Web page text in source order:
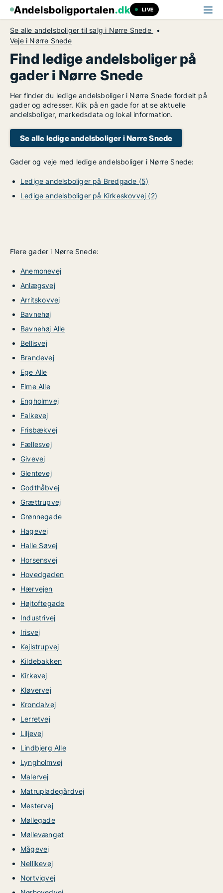
Andelsboligportalen.dk LIVE
Se alle andelsboliger til salg i Nørre Snede
Veje i Nørre Snede
Find ledige andelsboliger på
gader i Nørre Snede
Her finder du ledige andelsboliger i Nørre Snede fordelt på
gader og adresser. Klik på en gade for at se aktuelle
andelsboliger, markedsdata og lokal information.
Se alle ledige andelsboliger i Nørre Snede
Gader og veje med ledige andelsboliger i Nørre Snede:
Ledige andelsboliger på Bredgade (5)
Ledige andelsboliger på Kirkeskovvej (2)
Flere gader i Nørre Snede:
Anemonevej
Anlægsvej
Arritskovvej
Bavnehøj
Bavnehøj Alle
Bellisvej
Brandevej
Ege Alle
Elme Alle
Engholmvej
Falkevej
Frisbækvej
Fællesvej
Givevej
Glentevej
Godthåbvej
Grættrupvej
Grønnegade
Hagevej
Halle Søvej
Horsensvej
Hovedgaden
Hærvejen
Højtoftegade
Industrivej
Irisvej
Kejlstrupvej
Kildebakken
Kirkevej
Kløvervej
Krondalvej
Lerretvej
Liljevej
Lindbjerg Alle
Lyngholmvej
Malervej
Matrupladegårdvej
Mestervej
Møllegade
Møllevænget
Mågevej
Nellikevej
Nortvigvej